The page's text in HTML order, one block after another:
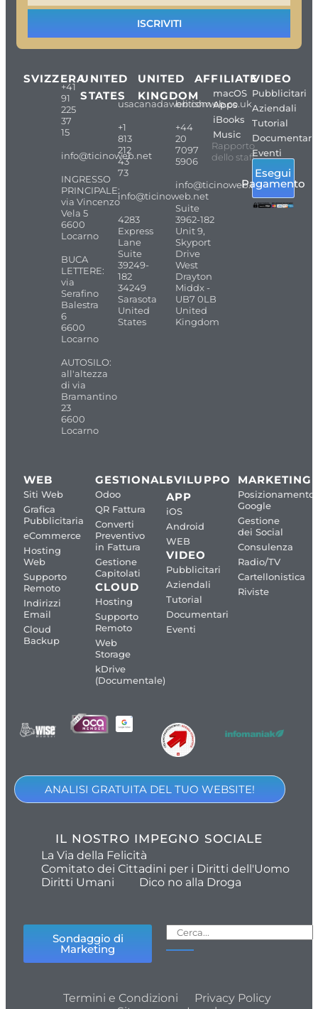
ISCRIVITI
SVIZZERA
+41
91
225
37
15
info@ticinoweb.net
INGRESSO
PRINCIPALE:
via Vincenzo
Vela 5
6600
Locarno
BUCA
LETTERE:
via
Serafino
Balestra
6
6600
Locarno
AUTOSILO:
all'altezza
di via
Bramantino
23
6600
Locarno
UNITED
STATES
usacanadaweb.com
+1
813
212
43
73
info@ticinoweb.net
4283
Express
Lane
Suite
39249-
182
34249
Sarasota
United
States
UNITED
KINGDOM
britishweb.co.uk
+44
20
7097
5906
info@ticinoweb.net
Suite
3962-182
Unit 9,
Skyport
Drive
West
Drayton
Middx -
UB7 0LB
United
Kingdom
AFFILIATE
macOS
Apps
iBooks
Music
Rapporto
dello staff
VIDEO
Pubblicitari
Aziendali
Tutorial
Documentari
Eventi
Esegui
Pagamento
WEB
Siti Web
Grafica
Pubblicitaria
eCommerce
Hosting
Web
Supporto
Remoto
Indirizzi
Email
Cloud
Backup
GESTIONALI
Odoo
QR Fattura
Converti
Preventivo
in Fattura
Gestione
Capitolati
CLOUD
Hosting
Supporto
Remoto
Web
Storage
kDrive
(Documentale)
SVILUPPO
APP
iOS
Android
WEB
VIDEO
Pubblicitari
Aziendali
Tutorial
Documentari
Eventi
MARKETING
Posizionamento
Google
Gestione
dei Social
Consulenza
Radio/TV
Cartellonistica
Riviste
ANALISI GRATUITA DEL TUO WEBSITE!
IL NOSTRO IMPEGNO SOCIALE
La Via della Felicità
Comitato dei Cittadini per i Diritti dell'Uomo
Diritti Umani
Dico no alla Droga
Sondaggio di
Marketing
Termini e Condizioni
Privacy Policy